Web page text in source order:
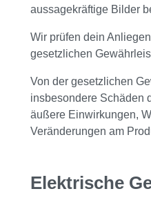
aussagekräftige Bilder
Wir prüfen dein
gesetzlichen
Von der gesetzlichen
insbesondere Schäden
äußere Einwirkungen,
Veränderungen am
Elektrische